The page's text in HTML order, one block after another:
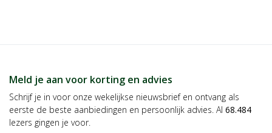
Meld je aan voor korting en advies
Schrijf je in voor onze wekelijkse nieuwsbrief en ontvang als
eerste de beste aanbiedingen en persoonlijk advies. Al 68.484
lezers gingen je voor.